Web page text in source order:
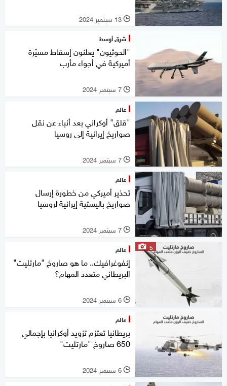
l 13 سبتمبر 2024
شرق أوسط
"الحوثيون" يعلنون إسقاط مسيّرة
أميركية في أجواء مأرب
l 7 سبتمبر 2024
عالم
"قلق" أوكراني بعد أنباء عن نقل
صواريخ إيرانية إلى روسيا
l 7 سبتمبر 2024
عالم
تحذير أميركي من خطورة إرسال
صواريخ باليستية إيرانية لروسيا
l 7 سبتمبر 2024
5 عالم
إنفوغرافيك.. ما هو صاروخ "مارتليت"
البريطاني متعدد المهام؟
l 6 سبتمبر 2024
عالم
بريطانيا تعتزم تزويد أوكرانيا بإجمالي
650 صاروخ "مارتليت"
l 6 سبتمبر 2024